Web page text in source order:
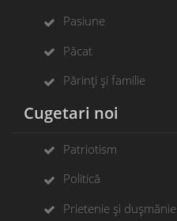
Pasiune
Păcat
Părinți și familie
Cugetari noi
Patriotism
Politică
Prietenie și dușmănie